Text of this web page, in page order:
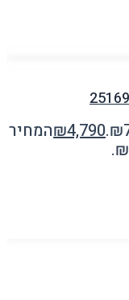
₪4,790
המחיר